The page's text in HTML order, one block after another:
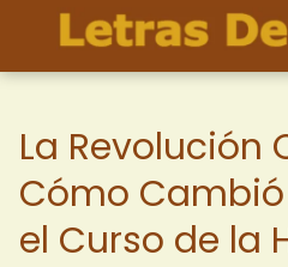
La Revolución
Cómo
el Curso de la